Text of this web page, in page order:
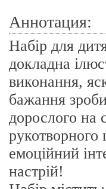
Аннотация:
Набір для
докладна
виконання,
бажання
дорослого на
рукотворного
емоційний
настрій!